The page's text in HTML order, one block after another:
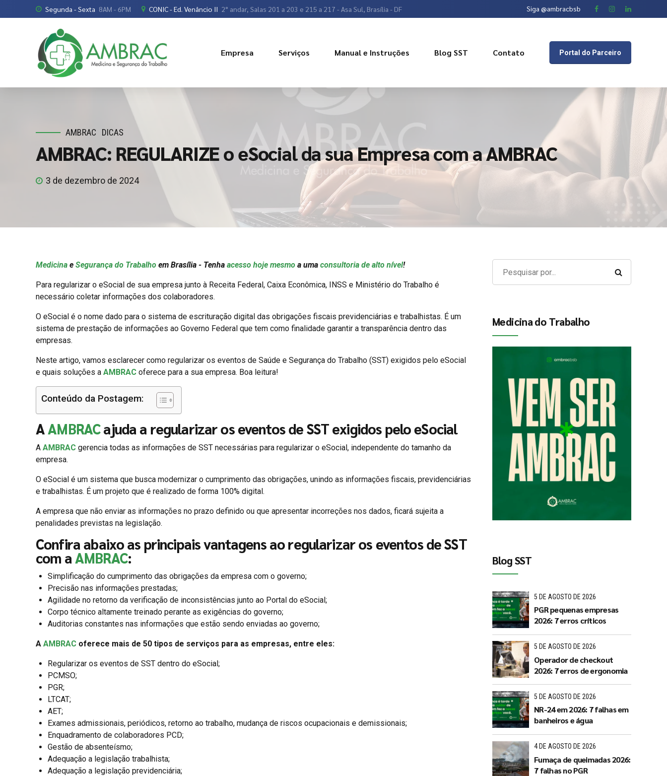
Segunda - Sexta 8AM - 6PM CONIC - Ed. Venâncio II 2° andar, Salas 201 a 203 e 215 a 217 - Asa Sul, Brasília - DF Siga @ambracbsb
Portal do Parceiro
Empresa Serviços Manual e Instruções Blog SST Contato
AMBRAC DICAS
AMBRAC: REGULARIZE o eSocial da sua Empresa com a AMBRAC
3 de dezembro de 2024
Medicina e Segurança do Trabalho em Brasília - Tenha acesso hoje mesmo a uma consultoria de alto nível!
Para regularizar o eSocial de sua empresa junto à Receita Federal, Caixa Econômica, INSS e Ministério do Trabalho é
necessário coletar informações dos colaboradores.
O eSocial é o nome dado para o sistema de escrituração digital das obrigações fiscais previdenciárias e trabalhistas. É um
sistema de prestação de informações ao Governo Federal que tem como finalidade garantir a transparência dentro das
empresas.
Neste artigo, vamos esclarecer como regularizar os eventos de Saúde e Segurança do Trabalho (SST) exigidos pelo eSocial
e quais soluções a AMBRAC oferece para a sua empresa. Boa leitura!
Conteúdo da Postagem:
AAMBRACajuda a regularizar os eventos de SST exigidos pelo eSocial
A AMBRAC gerencia todas as informações de SST necessárias para regularizar o eSocial, independente do tamanho da
empresa.
O eSocial é um sistema que busca modernizar o cumprimento das obrigações, unindo as informações fiscais, previdenciárias
e trabalhistas. É um projeto que é realizado de forma 100% digital.
A empresa que não enviar as informações no prazo definido ou que apresentar incorreções nos dados, ficará sujeita a
penalidades previstas na legislação.
Confira abaixo as principais vantagens ao regularizar os eventos de SST
com aAMBRAC:
Simplificação do cumprimento das obrigações da empresa com o governo;
Precisão nas informações prestadas;
Agilidade no retorno da verificação de inconsistências junto ao Portal do eSocial;
Corpo técnico altamente treinado perante as exigências do governo;
Auditorias constantes nas informações que estão sendo enviadas ao governo;
A AMBRAC oferece mais de 50 tipos de serviços para as empresas, entre eles:
Regularizar os eventos de SST dentro do eSocial;
PCMSO;
PGR;
LTCAT;
AET;
Exames admissionais, periódicos, retorno ao trabalho, mudança de riscos ocupacionais e demissionais;
Enquadramento de colaboradores PCD;
Gestão de absenteísmo;
Adequação a legislação trabalhista;
Adequação a legislação previdenciária;
Medicina do Trabalho
Blog SST
5 DE AGOSTO DE 2026
PGR pequenas empresas
2026: 7 erros críticos
5 DE AGOSTO DE 2026
Operador de checkout
2026: 7 erros de ergonomia
5 DE AGOSTO DE 2026
NR-24 em 2026: 7 falhas em
banheiros e água
4 DE AGOSTO DE 2026
Fumaça de queimadas 2026:
7 falhas no PGR